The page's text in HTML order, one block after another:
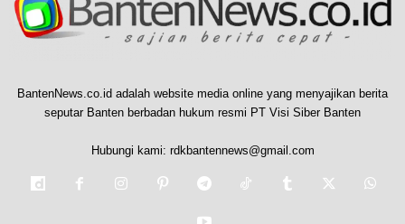
BantenNews.co.id adalah website media online yang menyajikan berita
seputar Banten berbadan hukum resmi PT Visi Siber Banten
Hubungi kami: rdkbantennews@gmail.com